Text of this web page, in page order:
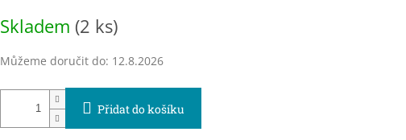
cena:
Skladem (2 ks)
Můžeme doručit do: 12.8.2026
Přidat do košíku